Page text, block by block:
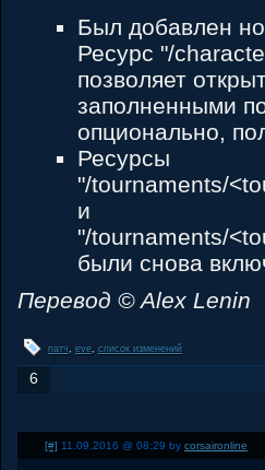
Был добавлен
Ресурс "/
позволяет
заполненными
опционально,
Ресурсы
"/tournaments/
и
"/tournaments/
были снова
Перевод © Alex Lenin
патч, eve, список изменений
6
[#] 11.09.2016 @ 08:29 by corsaironline